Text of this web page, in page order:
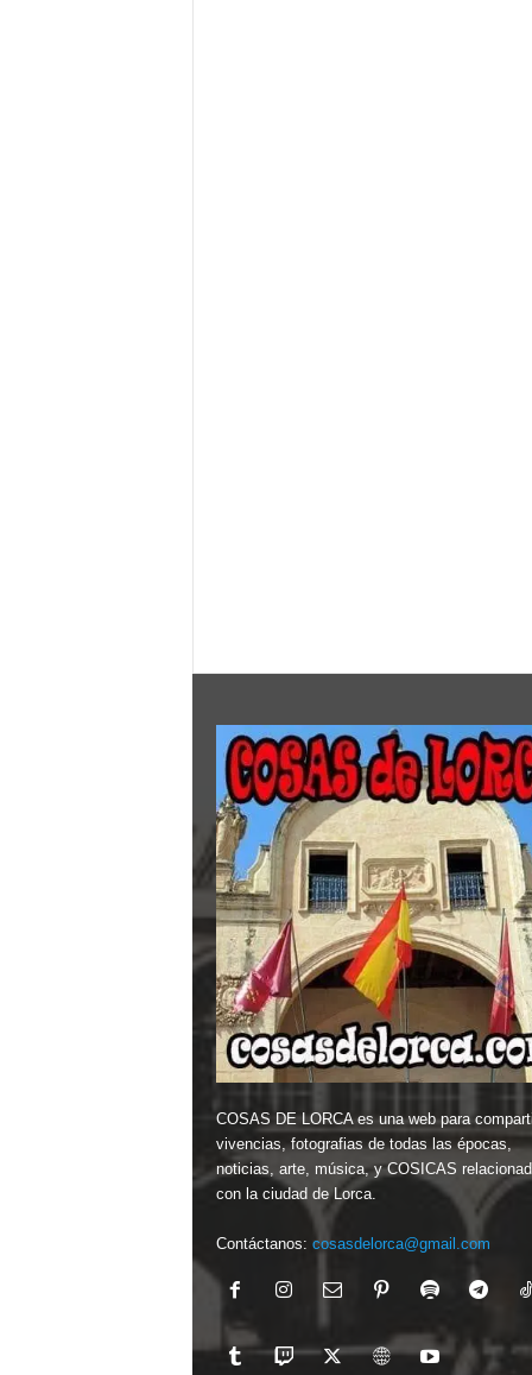
COSAS DE LORCA es una web para
vivencias, fotografias de todas las épocas,
noticias, arte, música, y COSICAS
con la ciudad de Lorca.
Contáctanos: cosasdelorca@gmail.com